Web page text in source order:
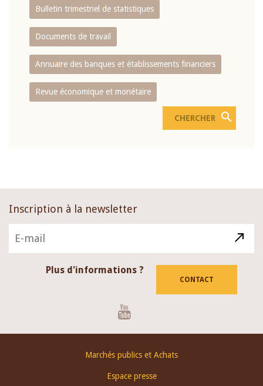
Bulletin trimestriel de statistiques
Documents de travail
Annuaire des banques et établissements financiers
Revue économique et monétaire
Inscription à la newsletter
Plus d'informations ?
CONTACT
Marchés publics et Achats
Espace presse